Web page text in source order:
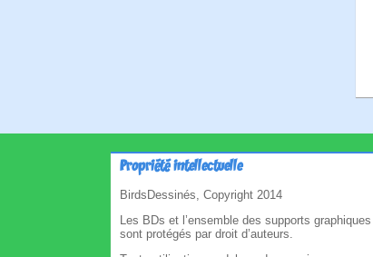
Propriété intellectuelle
BirdsDessinés, Copyright 2014
Les BDs et l’ensemble des supports graphiques
sont protégés par droit d’auteurs.